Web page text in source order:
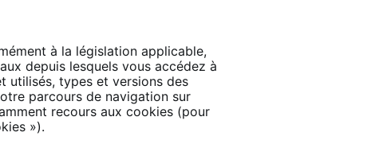
à la législation applicable,
depuis lesquels vous accédez à
utilisés, types et versions des
parcours de navigation sur
recours aux cookies (pour
»).